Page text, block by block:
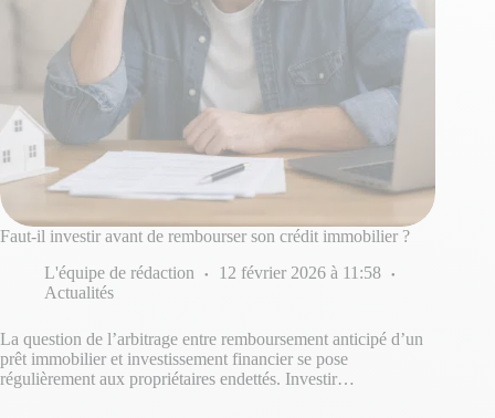
Faut-il investir avant de rembourser son crédit immobilier ?
L'équipe de rédaction
12 février 2026 à 11:58
Actualités
La question de l’arbitrage entre remboursement anticipé d’un
prêt immobilier et investissement financier se pose
régulièrement aux propriétaires endettés. Investir…